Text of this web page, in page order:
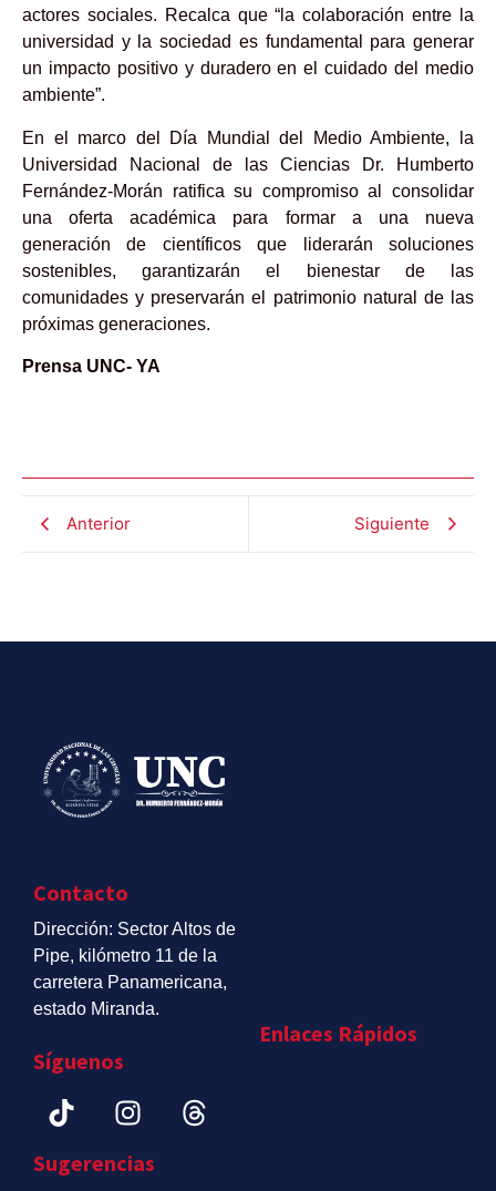
actores sociales. Recalca que “la colaboración entre la
universidad y la sociedad es fundamental para generar
un impacto positivo y duradero en el cuidado del medio
ambiente”.
En el marco del Día Mundial del Medio Ambiente, la
Universidad Nacional de las Ciencias Dr. Humberto
Fernández-Morán ratifica su compromiso al consolidar
una oferta académica para formar a una nueva
generación de científicos que liderarán soluciones
sostenibles, garantizarán el bienestar de las
comunidades y preservarán el patrimonio natural de las
próximas generaciones.
Prensa UNC- YA
Anterior Siguiente
Contacto
Dirección: Sector Altos de
Pipe, kilómetro 11 de la
carretera Panamericana,
estado Miranda.
Síguenos
Sugerencias
Enlaces Rápidos